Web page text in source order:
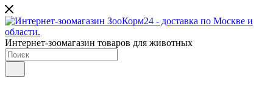
Интернет-зоомагазин товаров для животных